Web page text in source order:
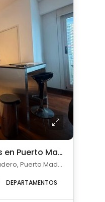
Alquiler 2 ambientes en Puerto Madero
Lola Mora 420, Puerto Madero, Puerto Madero, Capital Federal
DEPARTAMENTOS